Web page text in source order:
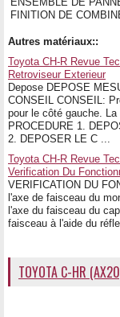
FINITION DE
Autres matériaux::
Toyota CH-R Revue
Retroviseur Exterieur
Depose DEPOSE
CONSEIL CONSEIL:
pour le côté gauche.
PROCEDURE 1.
2. DEPOSER LE C ...
Toyota CH-R Revue
Verification Du
VERIFICATION DU
l'axe de faisceau du
l'axe du faisceau du
faisceau à l'aide du
TOYOTA C-HR